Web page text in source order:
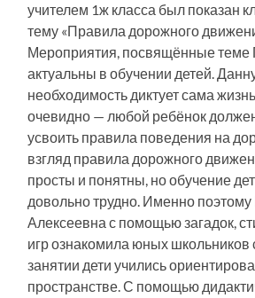
учителем 1ж класса был показан
тему «Правила дорожного
Мероприятия, посвящённые теме
актуальны в обучении детей.
необходимость диктует сама
очевидно — любой ребёнок
усвоить правила поведения на
взгляд правила дорожного
просты и понятны, но обучение
довольно трудно. Именно
Алексеевна с помощью загадок,
игр ознакомила юных
занятии дети учились
пространстве. С помощью